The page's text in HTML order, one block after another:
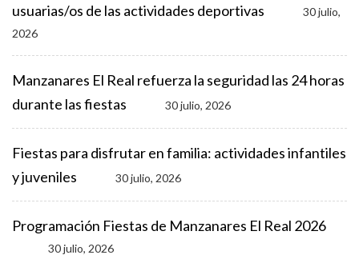
usuarias/os de las actividades deportivas
30 julio,
2026
Manzanares El Real refuerza la seguridad las 24 horas
durante las fiestas
30 julio, 2026
Fiestas para disfrutar en familia: actividades infantiles
y juveniles
30 julio, 2026
Programación Fiestas de Manzanares El Real 2026
30 julio, 2026